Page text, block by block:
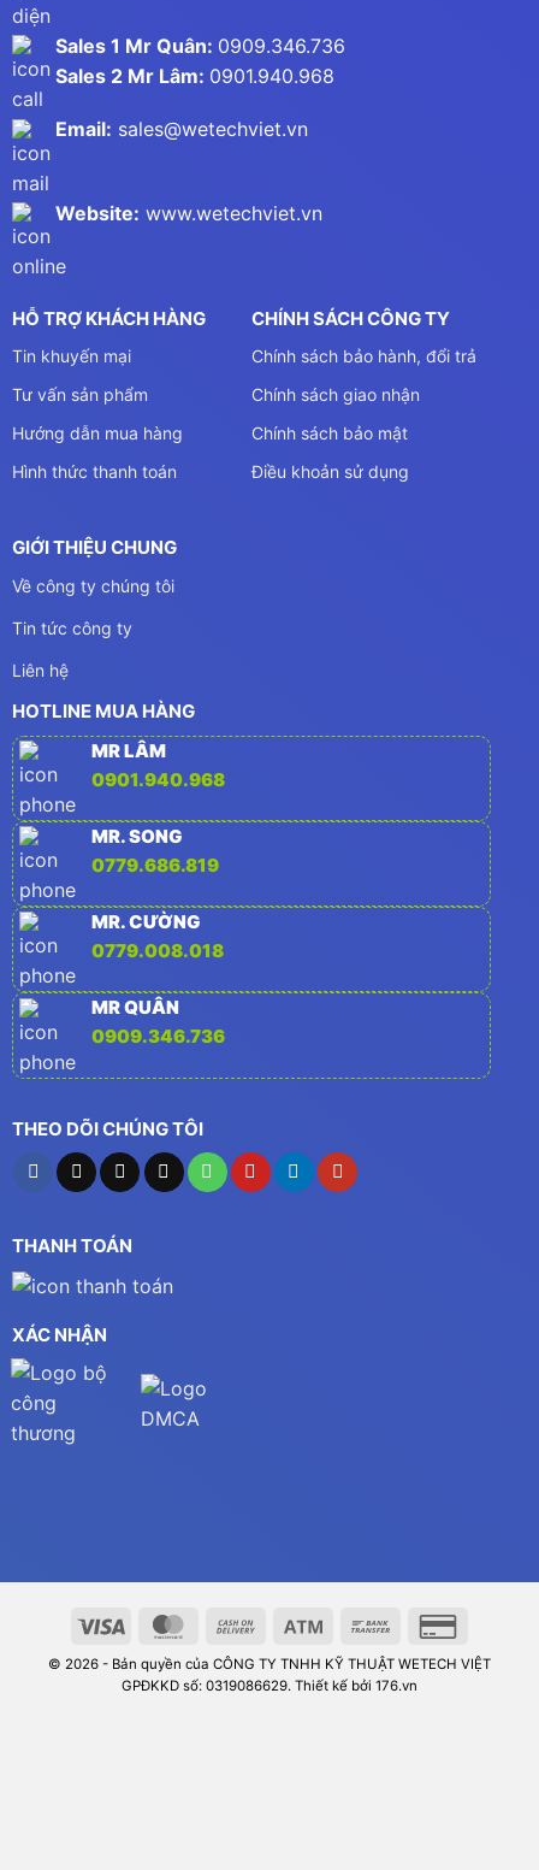
Sales 1 Mr Quân: 0909.346.736
Sales 2 Mr Lâm: 0901.940.968
Email: sales@wetechviet.vn
Website: www.wetechviet.vn
HỖ TRỢ KHÁCH HÀNG
Tin khuyến mại
Tư vấn sản phẩm
Hướng dẫn mua hàng
Hình thức thanh toán
CHÍNH SÁCH CÔNG TY
Chính sách bảo hành, đổi trả
Chính sách giao nhận
Chính sách bảo mật
Điều khoản sử dụng
GIỚI THIỆU CHUNG
Về công ty chúng tôi
Tin tức công ty
Liên hệ
HOTLINE MUA HÀNG
MR LÂM
0901.940.968
MR. SONG
0779.686.819
MR. CƯỜNG
0779.008.018
MR QUÂN
0909.346.736
THEO DÕI CHÚNG TÔI
THANH TOÁN
XÁC NHẬN
© 2026 - Bản quyền của CÔNG TY TNHH KỸ THUẬT WETECH VIỆT
GPĐKKD số: 0319086629. Thiết kế bởi 176.vn